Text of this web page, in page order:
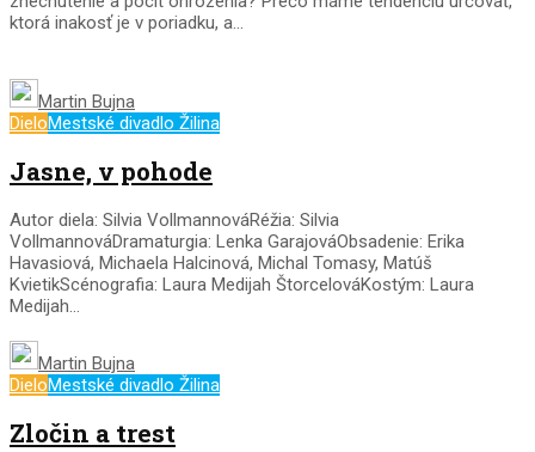
ktorá inakosť je v poriadku, a...
Martin Bujna
DieloMestské divadlo Žilina
Jasne, v pohode
Autor diela: Silvia VollmannováRéžia: Silvia
VollmannováDramaturgia: Lenka GarajováObsadenie: Erika
Havasiová, Michaela Halcinová, Michal Tomasy, Matúš
KvietikScénografia: Laura Medijah ŠtorcelováKostým: Laura
Medijah...
Martin Bujna
DieloMestské divadlo Žilina
Zločin a trest